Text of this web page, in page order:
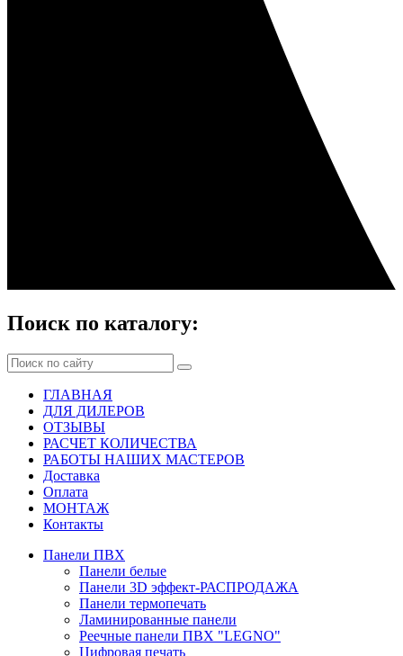
Поиск по каталогу:
ГЛАВНАЯ
ДЛЯ ДИЛЕРОВ
ОТЗЫВЫ
РАСЧЕТ КОЛИЧЕСТВА
РАБОТЫ НАШИХ МАСТЕРОВ
Доставка
Оплата
МОНТАЖ
Контакты
Панели ПВХ
Панели белые
Панели 3D эффект-РАСПРОДАЖА
Панели термопечать
Ламинированные панели
Реечные панели ПВХ "LEGNO"
Цифровая печать